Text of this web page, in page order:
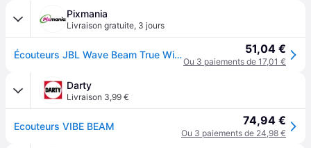
Pixmania
Livraison gratuite, 3 jours
Écouteurs JBL Wave Beam True Wireless Stereo (TWS) Ecouteurs Calls/Music/Sport/Everyday Bluetooth - Noir - Neuf 51,04 €
Ou 3 paiements de 17,01 €
Darty
Livraison 3,99 €
Ecouteurs VIBE BEAM 74,94 €
Ou 3 paiements de 24,98 €